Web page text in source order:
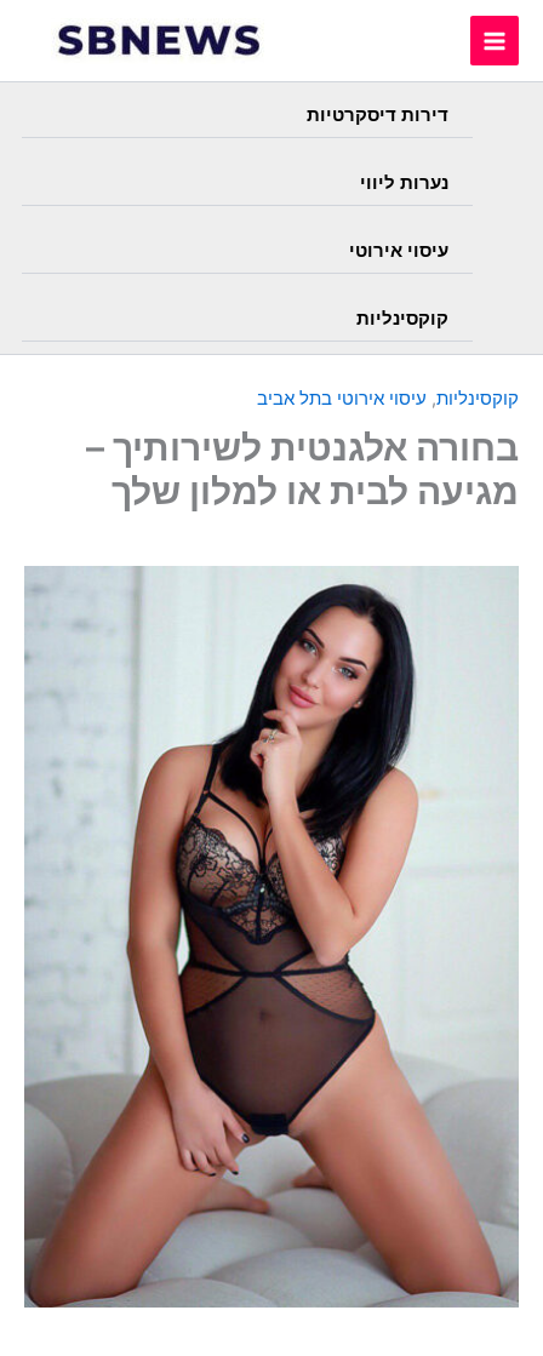
דירות דיסקרטיות
נערות ליווי
עיסוי אירוטי
קוקסינליות
קוקסינליות, עיסוי אירוטי בתל אביב
בחורה אלגנטית לשירותיך –
מגיעה לבית או למלון שלך